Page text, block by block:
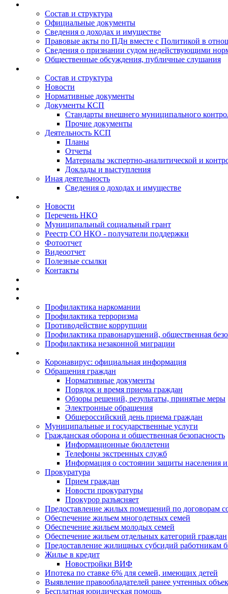
Состав и структура
Официальные документы
Сведения о доходах и имуществе
Правовые акты по ПДн вместе с Политикой в
Сведения о признании судом недействующими
Общественные обсуждения, публичные слушания
Состав и структура
Новости
Нормативные документы
Документы КСП
Стандарты внешнего муниципального
Прочие документы
Деятельность КСП
Планы
Отчеты
Материалы экспертно-аналитической и
Доклады и выступления
Иная деятельность
Сведения о доходах и имуществе
Новости
Перечень НКО
Муниципальный социальный грант
Реестр СО НКО - получатели поддержки
Фотоотчет
Видеоотчет
Полезные ссылки
Контакты
Профилактика наркомании
Профилактика терроризма
Противодействие коррупции
Профилактика правонарушений, общественная
Профилактика незаконной миграции
Коронавирус: официальная информация
Обращения граждан
Нормативные документы
Порядок и время приема граждан
Обзоры решений, результаты, принятые меры
Электронные обращения
Общероссийский день приема граждан
Муниципальные и государственные услуги
Гражданская оборона и общественная безопасность
Информационные бюллетени
Телефоны экстренных служб
Информация о состоянии защиты населения
Прокуратура
Прием граждан
Новости прокуратуры
Прокурор разъясняет
Предоставление жилых помещений по договорам
Обеспечение жильем многодетных семей
Обеспечение жильем молодых семей
Обеспечение жильем отдельных категорий граждан
Предоставление жилищных субсидий работникам
Жилье в кредит
Новостройки ВИФ
Ипотека по ставке 6% для семей, имеющих детей
Выявление правообладателей ранее учтенных
Бесплатная юридическая помощь